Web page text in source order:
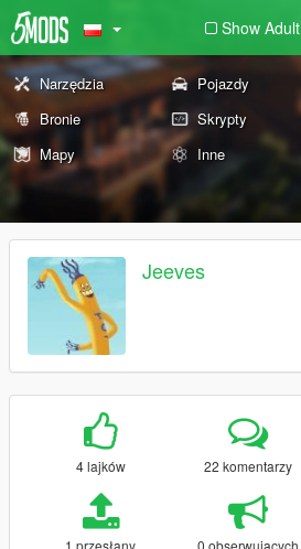
Show Adult
Narzędzia Pojazdy
Bronie
Skrypty
Mapy
Inne
Jeeves
4 lajków 22 komentarzy
1 przesłany 0 obserwujących